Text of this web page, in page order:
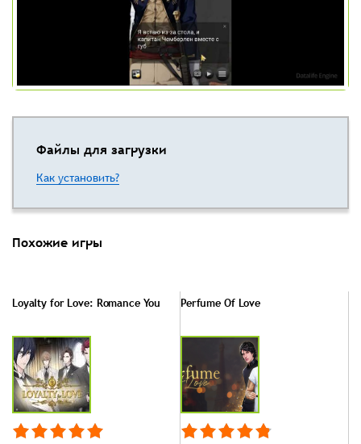
Файлы для загрузки
Как установить?
Похожие игры
Loyalty for Love: Romance You Perfume Of Love